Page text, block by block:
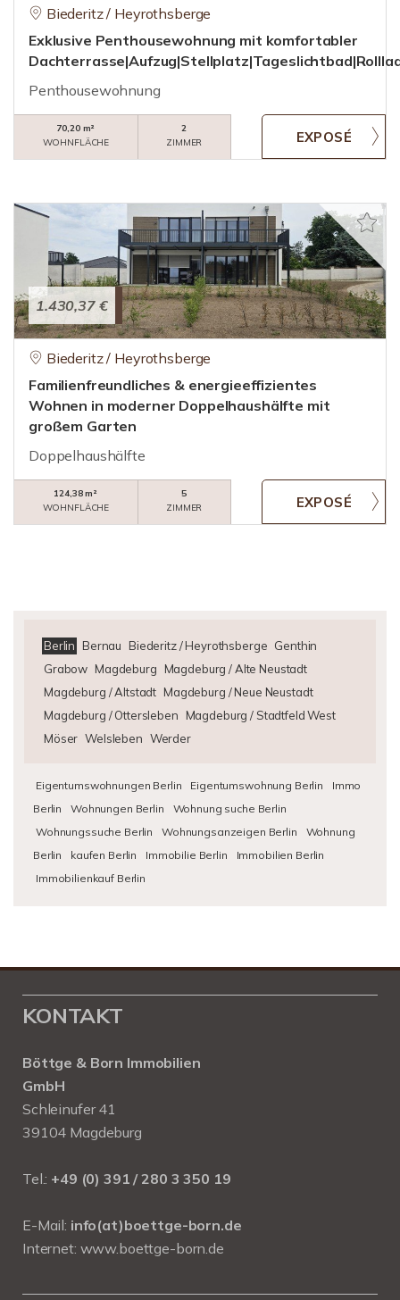
Biederitz / Heyrothsberge
Exklusive Penthousewohnung mit komfortabler
Penthousewohnung
70,20 m²
WOHNFLÄCHE
2
ZIMMER
1.430,37 €
Biederitz / Heyrothsberge
Familienfreundliches & energieeffizientes
Wohnen in moderner Doppelhaushälfte mit
großem Garten
Doppelhaushälfte
124,38 m²
WOHNFLÄCHE
5
ZIMMER
Berlin Bernau Biederitz / Heyrothsberge Genthin
Grabow Magdeburg Magdeburg / Alte Neustadt
Magdeburg / Altstadt Magdeburg / Neue Neustadt
Magdeburg / Ottersleben Magdeburg / Stadtfeld West
Möser Welsleben Werder
Eigentumswohnungen Berlin Eigentumswohnung Berlin
Immo
Berlin
Wohnungen Berlin
Wohnung suche Berlin
Wohnungssuche Berlin
Wohnungsanzeigen Berlin
Wohnung
Berlin
kaufen Berlin Immobilie Berlin
Immobilien Berlin
Immobilienkauf Berlin
KONTAKT
Böttge & Born Immobilien
GmbH
Schleinufer 41
39104 Magdeburg
Tel.: +49 (0) 391 / 280 3 350 19
E-Mail: info(at)boettge-born.de
Internet: www.boettge-born.de